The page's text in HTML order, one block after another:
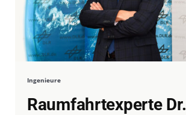
Ingenieure
Raumfahrtexperte Dr.